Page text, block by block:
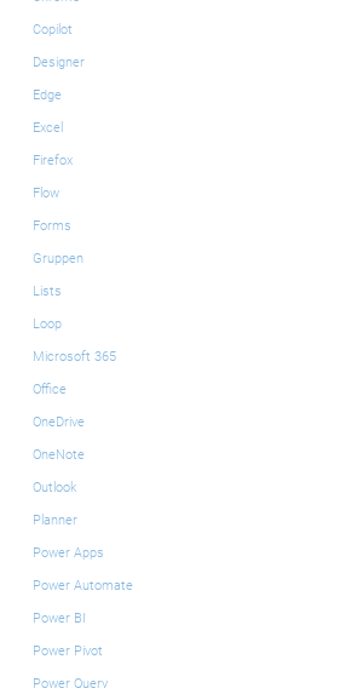
Copilot
Designer
Edge
Excel
Firefox
Flow
Forms
Gruppen
Lists
Loop
Microsoft 365
Office
OneDrive
OneNote
Outlook
Planner
Power Apps
Power Automate
Power BI
Power Pivot
Power Query